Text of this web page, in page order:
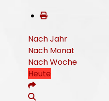
Nach Jahr
Nach Monat
Nach Woche
Heute